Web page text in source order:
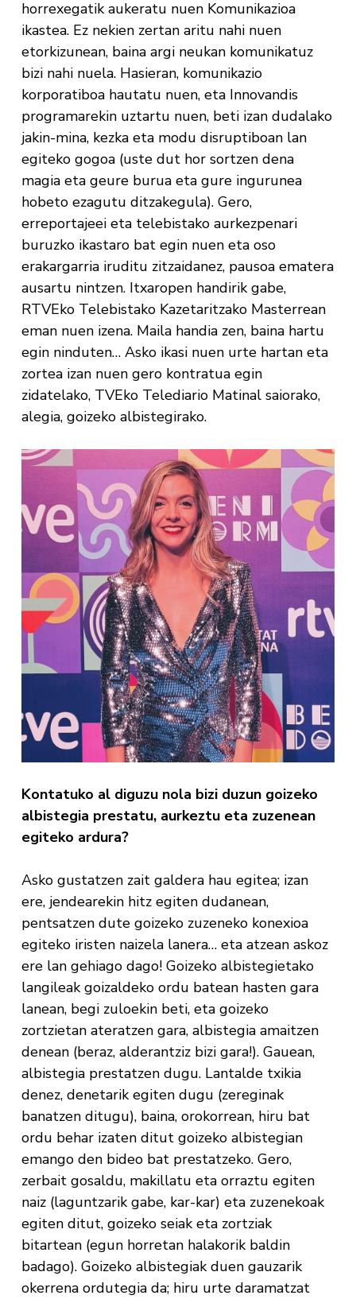
horrexegatik aukeratu nuen Komunikazioa
ikastea. Ez nekien zertan aritu nahi nuen
etorkizunean, baina argi neukan komunikatuz
bizi nahi nuela. Hasieran, komunikazio
korporatiboa hautatu nuen, eta Innovandis
programarekin uztartu nuen, beti izan dudalako
jakin-mina, kezka eta modu disruptiboan lan
egiteko gogoa (uste dut hor sortzen dena
magia eta geure burua eta gure ingurunea
hobeto ezagutu ditzakegula). Gero,
erreportajeei eta telebistako aurkezpenari
buruzko ikastaro bat egin nuen eta oso
erakargarria iruditu zitzaidanez, pausoa ematera
ausartu nintzen. Itxaropen handirik gabe,
RTVEko Telebistako Kazetaritzako Masterrean
eman nuen izena. Maila handia zen, baina hartu
egin ninduten… Asko ikasi nuen urte hartan eta
zortea izan nuen gero kontratua egin
zidatelako, TVEko Telediario Matinal saiorako,
alegia, goizeko albistegirako.
Kontatuko al diguzu nola bizi duzun goizeko
albistegia prestatu, aurkeztu eta zuzenean
egiteko ardura?
Asko gustatzen zait galdera hau egitea; izan
ere, jendearekin hitz egiten dudanean,
pentsatzen dute goizeko zuzeneko konexioa
egiteko iristen naizela lanera… eta atzean askoz
ere lan gehiago dago! Goizeko albistegietako
langileak goizaldeko ordu batean hasten gara
lanean, begi zuloekin beti, eta goizeko
zortzietan ateratzen gara, albistegia amaitzen
denean (beraz, alderantziz bizi gara!). Gauean,
albistegia prestatzen dugu. Lantalde txikia
denez, denetarik egiten dugu (zereginak
banatzen ditugu), baina, orokorrean, hiru bat
ordu behar izaten ditut goizeko albistegian
emango den bideo bat prestatzeko. Gero,
zerbait gosaldu, makillatu eta orraztu egiten
naiz (laguntzarik gabe, kar-kar) eta zuzenekoak
egiten ditut, goizeko seiak eta zortziak
bitartean (egun horretan halakorik baldin
badago). Goizeko albistegiak duen gauzarik
okerrena ordutegia da; hiru urte daramatzat